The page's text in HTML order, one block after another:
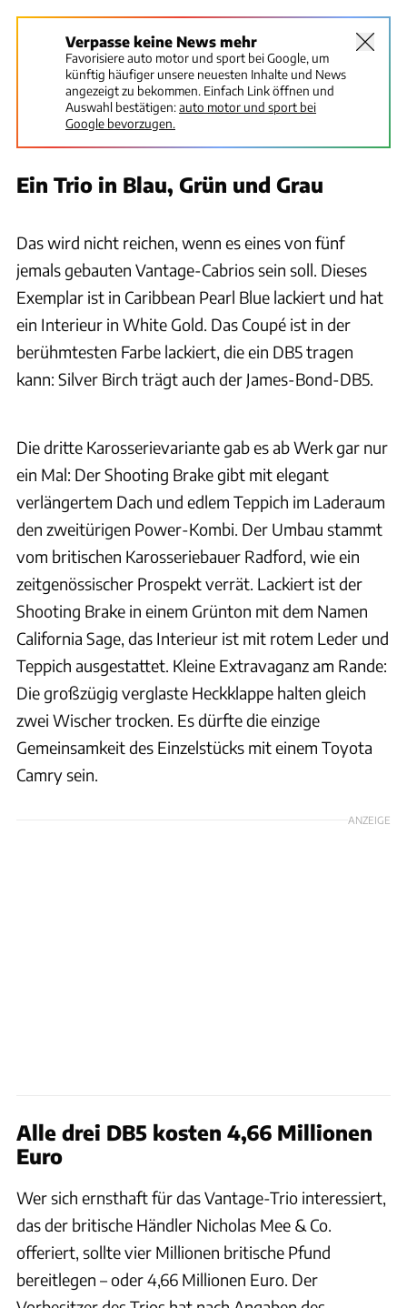
Verpasse keine News mehr
Favorisiere auto motor und sport bei Google, um
künftig häufiger unsere neuesten Inhalte und News
angezeigt zu bekommen. Einfach Link öffnen und
Auswahl bestätigen:auto motor und sport bei
Google bevorzugen.
Ein Trio in Blau, Grün und Grau
Das wird nicht reichen, wenn es eines von fünf
jemals gebauten Vantage-Cabrios sein soll. Dieses
Exemplar ist in Caribbean Pearl Blue lackiert und hat
ein Interieur in White Gold. Das Coupé ist in der
berühmtesten Farbe lackiert, die ein DB5 tragen
kann: Silver Birch trägt auch der James-Bond-DB5.
Die dritte Karosserievariante gab es ab Werk gar nur
ein Mal: Der Shooting Brake gibt mit elegant
verlängertem Dach und edlem Teppich im Laderaum
den zweitürigen Power-Kombi. Der Umbau stammt
vom britischen Karosseriebauer Radford, wie ein
zeitgenössischer Prospekt verrät. Lackiert ist der
Shooting Brake in einem Grünton mit dem Namen
California Sage, das Interieur ist mit rotem Leder und
Teppich ausgestattet. Kleine Extravaganz am Rande:
Die großzügig verglaste Heckklappe halten gleich
zwei Wischer trocken. Es dürfte die einzige
Gemeinsamkeit des Einzelstücks mit einem Toyota
Camry sein.
ANZEIGE
Alle drei DB5 kosten 4,66 Millionen
Euro
Wer sich ernsthaft für das Vantage-Trio interessiert,
das der britische Händler Nicholas Mee & Co.
offeriert, sollte vier Millionen britische Pfund
bereitlegen – oder 4,66 Millionen Euro. Der